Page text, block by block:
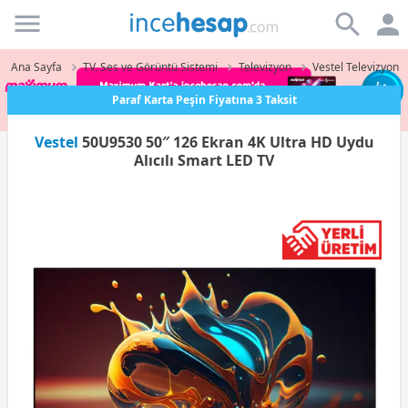
Incehesap
Ana Sayfa TV, Ses ve Görüntü Sistemi Televizyon Vestel Televizyon
Paraf Karta Peşin Fiyatına 3 Taksit
Vestel 50U9530 50″ 126 Ekran 4K Ultra HD Uydu
Alıcılı Smart LED TV